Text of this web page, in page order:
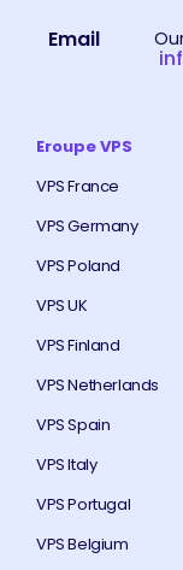
Email
Eroupe VPS
VPS France
VPS Germany
VPS Poland
VPS UK
VPS Finland
VPS Netherlands
VPS Spain
VPS Italy
VPS Portugal
VPS Belgium